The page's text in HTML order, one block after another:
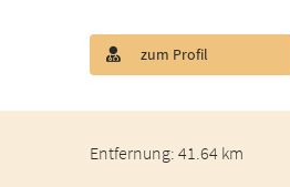
zum Profil
Entfernung: 41.64 km